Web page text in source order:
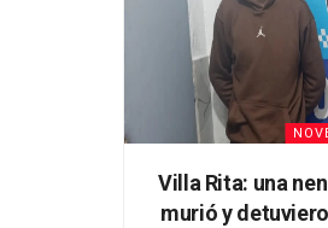
Villa Rita: una
murió y